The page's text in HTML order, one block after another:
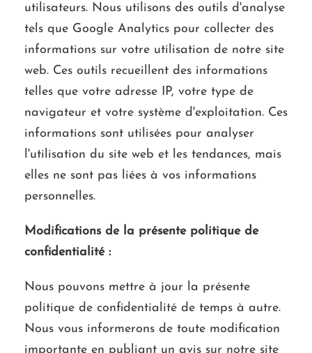
utilisateurs. Nous utilisons des outils d'analyse
tels que Google Analytics pour collecter des
informations sur votre utilisation de notre site
web. Ces outils recueillent des informations
telles que votre adresse IP, votre type de
navigateur et votre système d'exploitation. Ces
informations sont utilisées pour analyser
l'utilisation du site web et les tendances, mais
elles ne sont pas liées à vos informations
personnelles.
Modifications de la présente politique de
confidentialité :
Nous pouvons mettre à jour la présente
politique de confidentialité de temps à autre.
Nous vous informerons de toute modification
importante en publiant un avis sur notre site